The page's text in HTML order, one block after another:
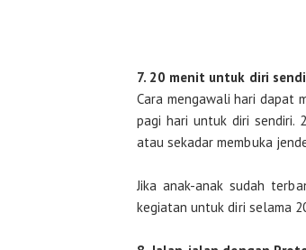
7. 20 menit untuk diri
Cara mengawali hari dapat
pagi hari untuk diri sendiri.
atau sekadar membuka
Jika anak-anak sudah
kegiatan untuk diri selama